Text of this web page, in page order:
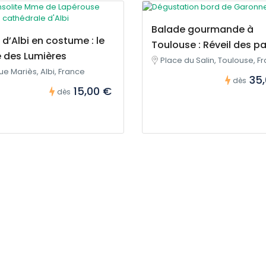
en costume : le
des Lumières
Mariès, Albi, France
dès 15,00 €
Balade gourmande à
Toulouse : Réveil des
Place du Salin, Toulouse,
dès